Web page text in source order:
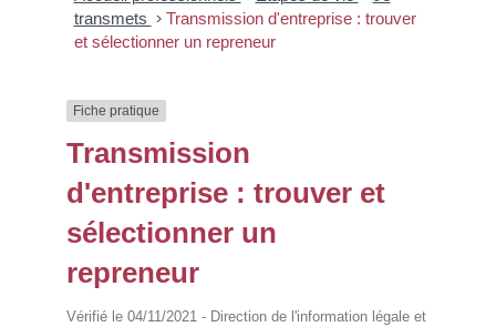
transmets > Transmission d'entreprise : trouver
et sélectionner un repreneur
Fiche pratique
Transmission
d'entreprise : trouver et
sélectionner un
repreneur
Vérifié le 04/11/2021 - Direction de l'information légale et